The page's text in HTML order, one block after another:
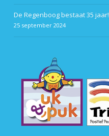
De Regenboog bestaat 35 jaar!
25 september 2024